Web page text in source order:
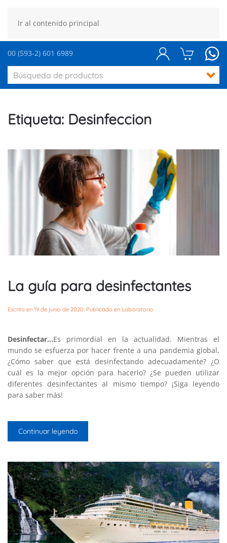
Ir al contenido principal
00 (593-2) 601 6989
Etiqueta: Desinfeccion
La guía para desinfectantes
Escrito en 19 de junio de 2020 . Publicado en Laboratorio
Desinfectar…Es primordial en la actualidad. Mientras el
mundo se esfuerza por hacer frente a una pandemia global,
¿Cómo saber que está desinfectando adecuadamente? ¿O
cuál es la mejor opción para hacerlo? ¿Se pueden utilizar
diferentes desinfectantes al mismo tiempo? ¡Siga leyendo
para saber más!
Continuar leyendo